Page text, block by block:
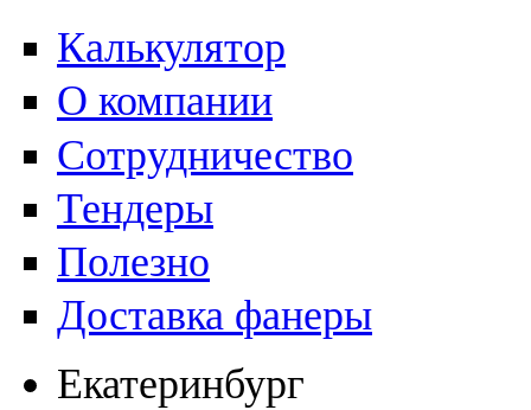
Калькулятор
О компании
Сотрудничество
Тендеры
Полезно
Доставка фанеры
Екатеринбург